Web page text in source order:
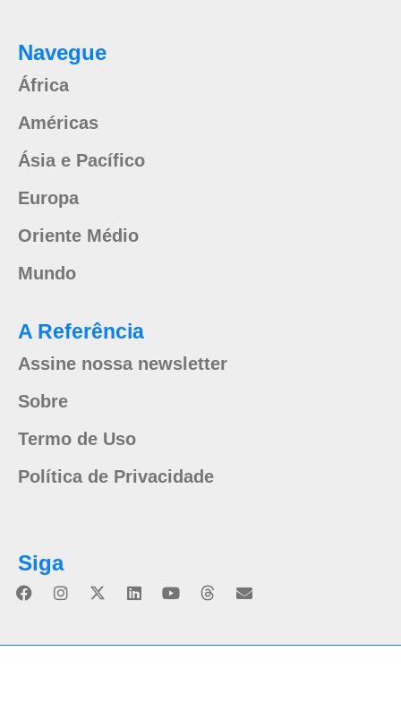
Navegue
África
Américas
Ásia e Pacífico
Europa
Oriente Médio
Mundo
A Referência
Assine nossa newsletter
Sobre
Termo de Uso
Política de Privacidade
Siga